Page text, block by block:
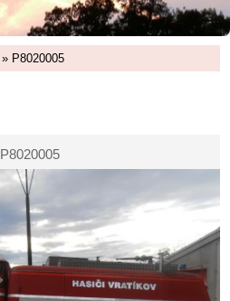
» P8020005
P8020005